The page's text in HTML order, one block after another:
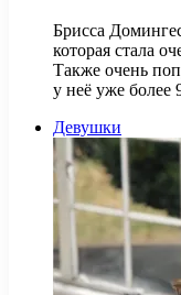
Брисса
которая стала
Также очень
у неё уже более
Девушки